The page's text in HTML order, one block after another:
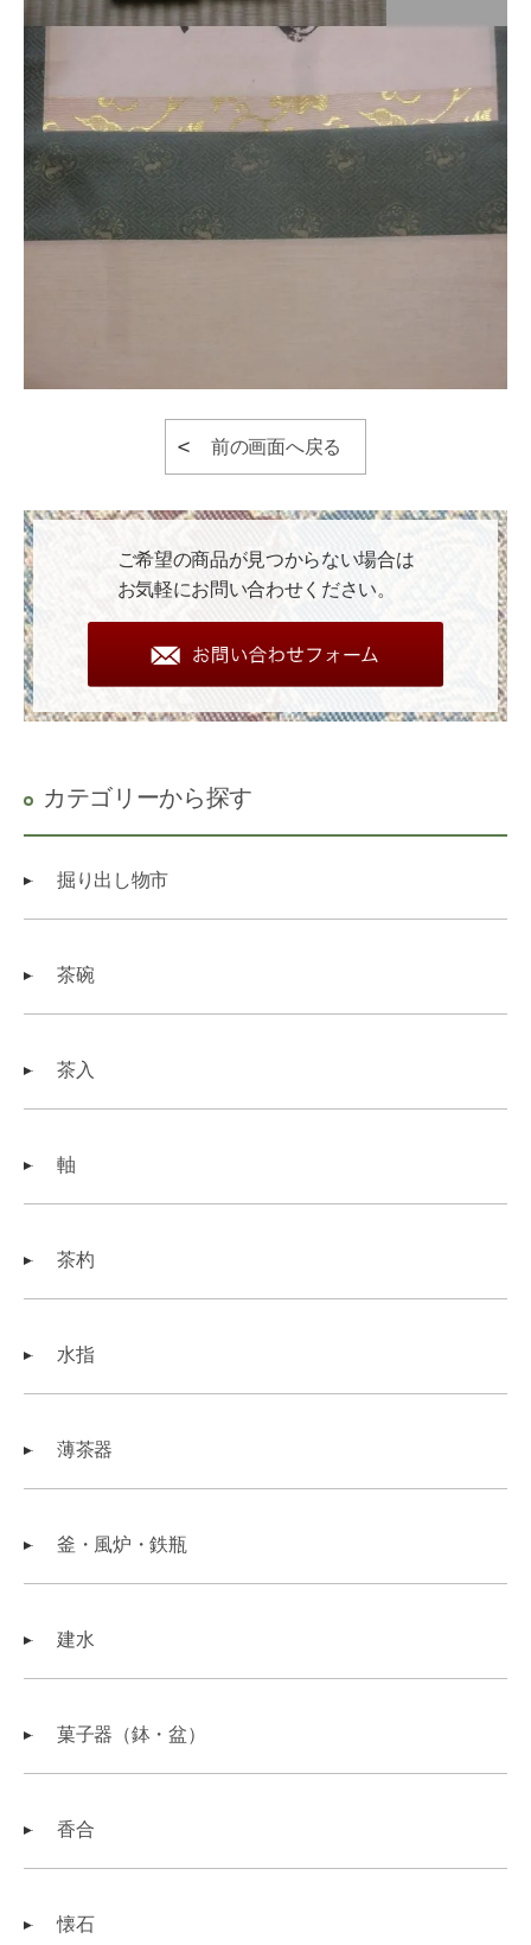
前の画面へ戻る
ご希望の商品が見つからない場合は
お気軽にお問い合わせください。
カテゴリーから探す
掘り出し物市
茶碗
茶入
軸
茶杓
水指
薄茶器
釜・風炉・鉄瓶
建水
菓子器（鉢・盆）
香合
懐石